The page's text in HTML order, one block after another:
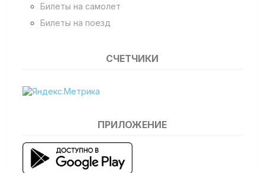
Билеты на самолет
Билеты на поезд
СЧЕТЧИКИ
ПРИЛОЖЕНИЕ